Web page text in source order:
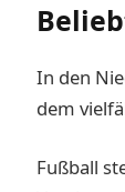
In den
dem
Fußball